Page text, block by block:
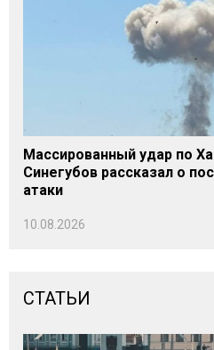
Массированный удар по
Синегубов рассказал о
атаки
10.08.2026
СТАТЬИ